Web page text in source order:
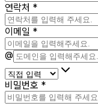
연락처 *
이메일 *
@
비밀번호 *